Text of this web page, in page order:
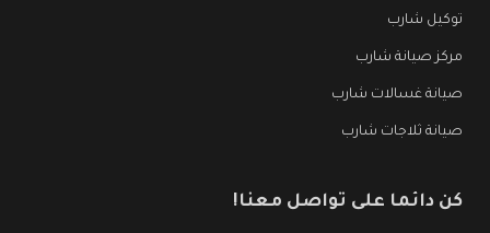
توكيل شارب
مركز صيانة شارب
صيانة غسالات شارب
صيانة ثلاجات شارب
كن دائما على تواصل معنا!